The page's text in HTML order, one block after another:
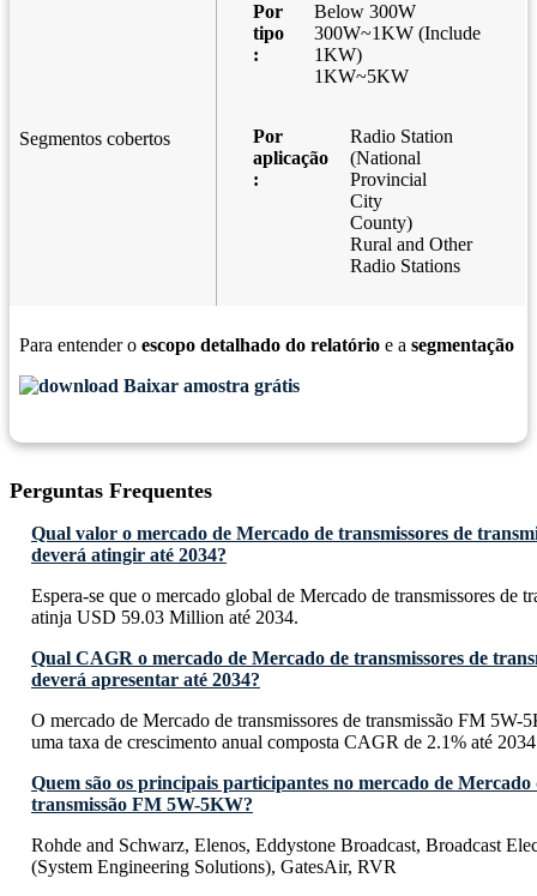
Segmentos cobertos
Por
tipo
:
Below 300W
300W~1KW (Include
1KW)
1KW~5KW
Por
aplicação
:
Radio Station
(National
Provincial
City
County)
Rural and Other
Radio Stations
Para entender o escopo detalhado do relatório e a segmentação
Baixar amostra grátis
Perguntas Frequentes
Qual valor o mercado de Mercado de transmissores de
deverá atingir até 2034?
Espera-se que o mercado global de Mercado de transmissores de
atinja USD 59.03 Million até 2034.
Qual CAGR o mercado de Mercado de transmissores de
deverá apresentar até 2034?
O mercado de Mercado de transmissores de transmissão FM 5W-
uma taxa de crescimento anual composta CAGR de 2.1% até
Quem são os principais participantes no mercado de Mercado
transmissão FM 5W-5KW?
Rohde and Schwarz, Elenos, Eddystone Broadcast, Broadcast
(System Engineering Solutions), GatesAir, RVR